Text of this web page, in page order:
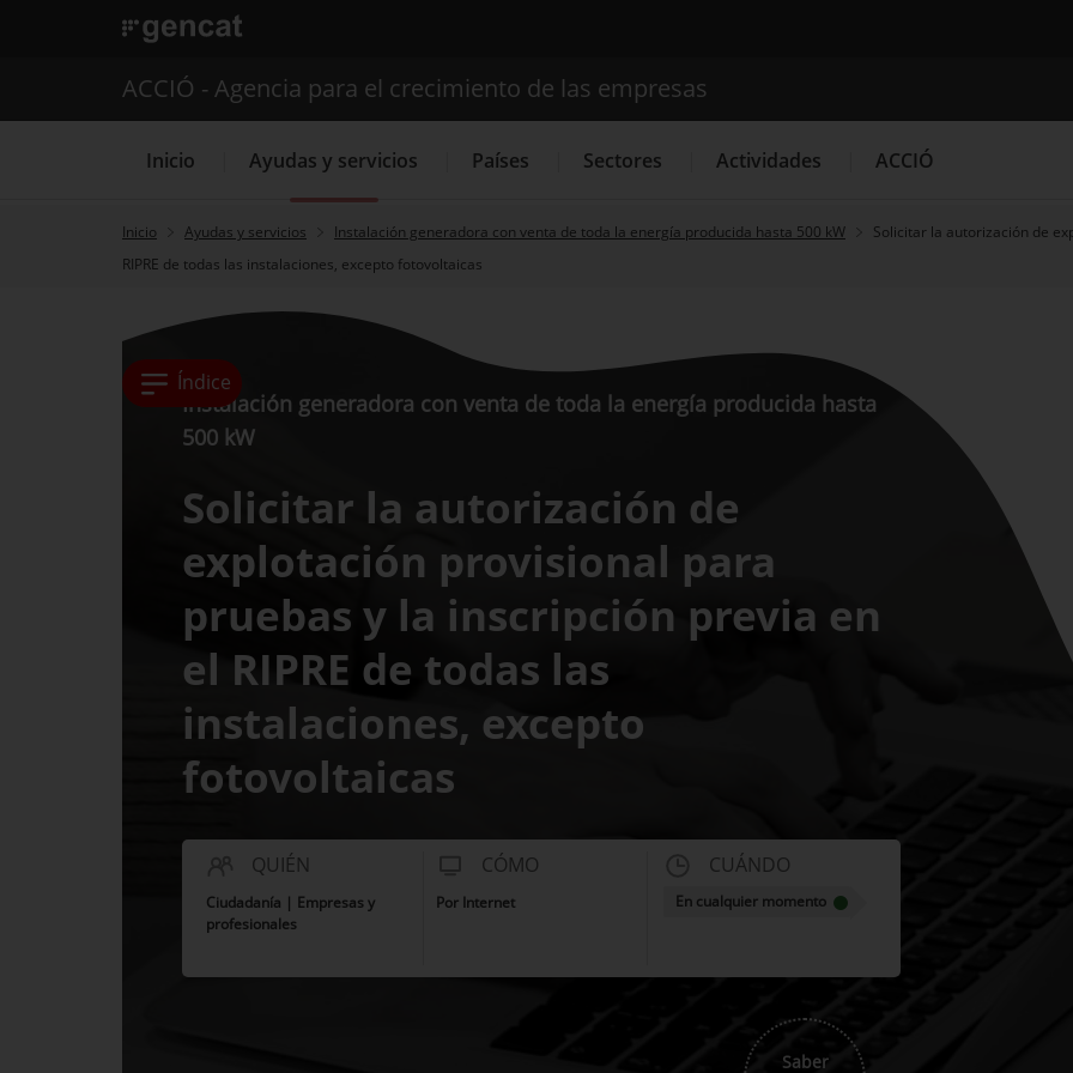
. Abrir en una nueva ventana.
Buscador
ACCIÓ - Agencia para el crecimiento de las empresas
Inicio Ayudas y servicios Países Sectores Actividades ACCIÓ
Inicio Ayudas y servicios Instalación generadora con venta de toda la energía producida hasta 500 kW
Solicitar la autorización de
RIPRE de todas las instalaciones, excepto fotovoltaicas
Índice
Instalación generadora con venta de toda la energía producida hasta
500 kW
Solicitar la autorización de
explotación provisional para
pruebas y la inscripción previa en
el RIPRE de todas las
instalaciones, excepto
fotovoltaicas
QUIÉN
Ciudadanía | Empresas y
profesionales
CÓMO
Por Internet
CUÁNDO
En cualquier momento
Saber